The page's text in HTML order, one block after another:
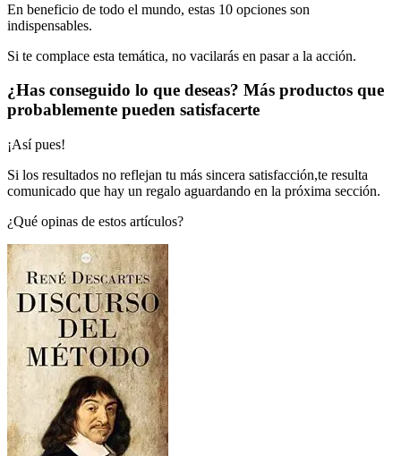
En beneficio de todo el mundo, estas 10 opciones son
indispensables.
Si te complace esta temática, no vacilarás en pasar a la acción.
¿Has conseguido lo que deseas? Más productos que
probablemente pueden satisfacerte
¡Así pues!
Si los resultados no reflejan tu más sincera satisfacción,te resulta
comunicado que hay un regalo aguardando en la próxima sección.
¿Qué opinas de estos artículos?